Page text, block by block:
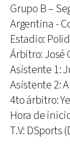
Grupo B –
Argentina -
Estadio:
Árbitro: José
Asistente 1:
Asistente 2:
4to árbitro:
Hora de
T.V: DSports